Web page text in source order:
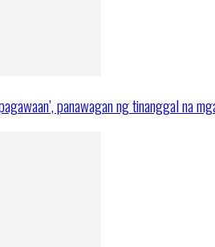
panawagan ng tinanggal na